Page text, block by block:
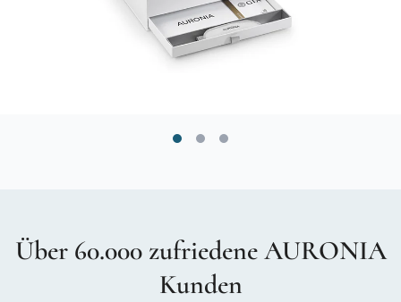
Über 60.000 zufriedene AURONIA
Kunden